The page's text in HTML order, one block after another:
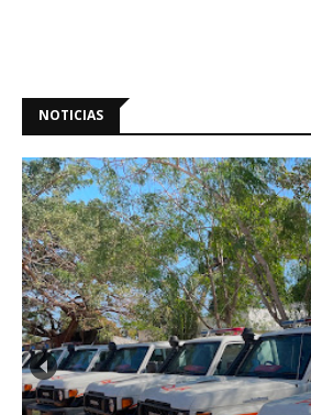
NOTICIAS